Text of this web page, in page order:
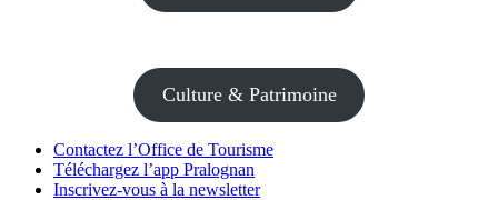
Culture & Patrimoine
Contactez l’Office de Tourisme
Téléchargez l’app Pralognan
Inscrivez-vous à la newsletter